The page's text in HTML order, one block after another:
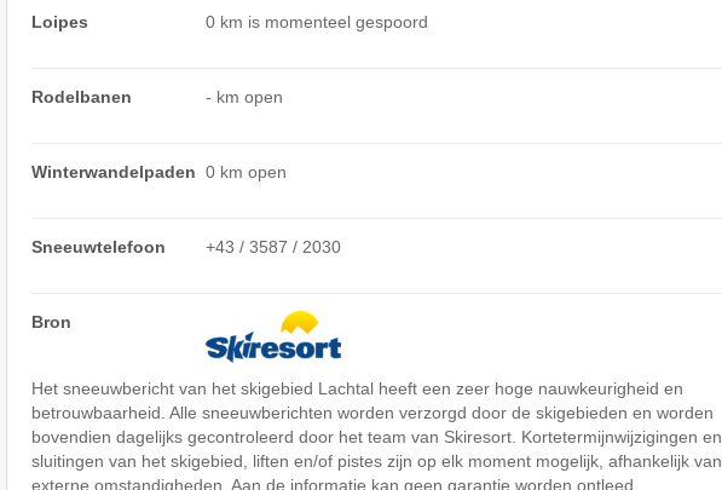
Loipes 0 km is momenteel gespoord
Rodelbanen - km open
Winterwandelpaden 0 km open
Sneeuwtelefoon +43 / 3587 / 2030
Bron
Het sneeuwbericht van het skigebied Lachtal heeft een zeer hoge nauwkeurigheid en
betrouwbaarheid. Alle sneeuwberichten worden verzorgd door de skigebieden en worden
bovendien dagelijks gecontroleerd door het team van Skiresort. Kortetermijnwijzigingen en
sluitingen van het skigebied, liften en/of pistes zijn op elk moment mogelijk, afhankelijk van
externe omstandigheden. Aan de informatie kan geen garantie worden ontleed.